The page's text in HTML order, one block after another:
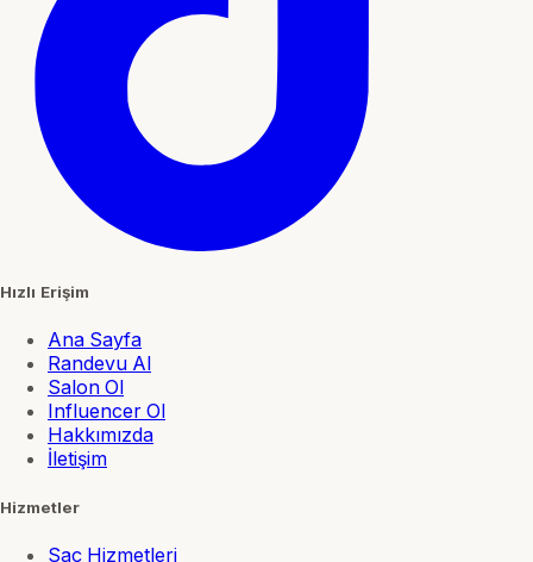
Hızlı Erişim
Ana Sayfa
Randevu Al
Salon Ol
Influencer Ol
Hakkımızda
İletişim
Hizmetler
Saç Hizmetleri